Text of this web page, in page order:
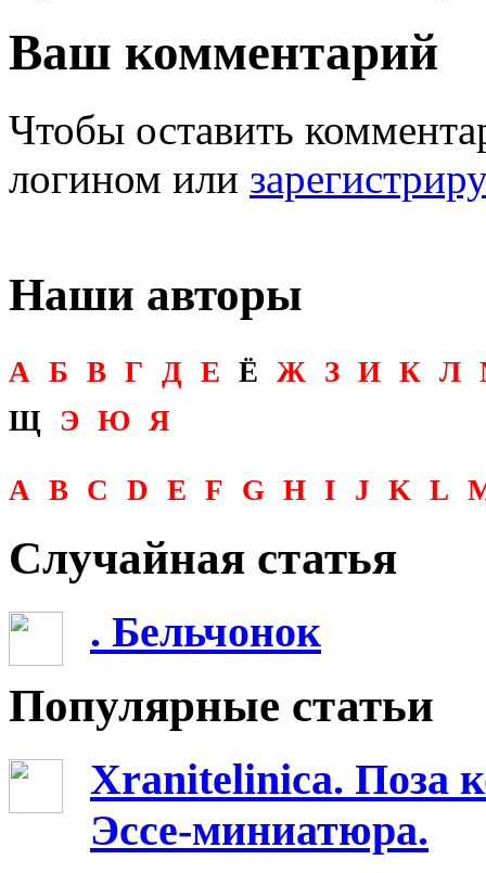
Ваш комментарий
Чтобы оставить
логином или
Наши авторы
А Б В Г Д Е Ё Ж З И К Л
Щ
Э Ю Я
A B C D E F G H I J K L
Случайная статья
. Бельчонок
Популярные статьи
Xranitelinica. Поза
Эссе-миниатюра.